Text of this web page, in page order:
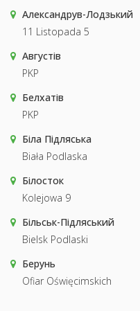
Александрув-Лодзький
11 Listopada 5
Августів
PKP
Белхатів
PKP
Біла Підляська
Biała Podlaska
Білосток
Kolejowa 9
Більськ-Підляський
Bielsk Podlaski
Берунь
Ofiar Oświęcimskich